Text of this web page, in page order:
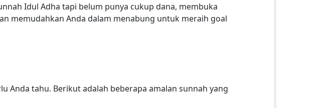
Idul Adha tapi belum punya cukup dana, membuka
memudahkan Anda dalam menabung untuk meraih goal
Anda tahu. Berikut adalah beberapa amalan sunnah yang